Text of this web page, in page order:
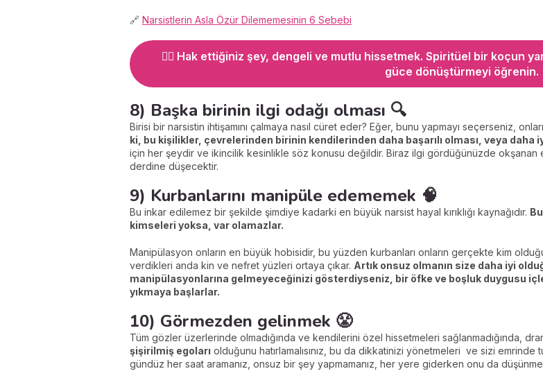
🔗 Narsistlerin Asla Özür Dilememesinin 6 Sebebi
🧘‍♀️ Hak ettiğiniz şey, dengeli ve mutlu hissetmek. Spiritüel bir koçun
güce dönüştürmeyi öğrenin.
8) Başka birinin ilgi odağı olması 🔍
Birisi bir narsistin ihtişamını çalmaya nasıl cüret eder? Eğer, bunu yapmayı seçerseniz,
ki, bu kişilikler, çevrelerinden birinin kendilerinden daha başarılı olması, veya daha
için her şeydir ve ikincilik kesinlikle söz konusu değildir. Biraz ilgi gördüğünüzde okşanan
derdine düşecektir.
9) Kurbanlarını manipüle edememek 🧠
Bu inkar edilemez bir şekilde şimdiye kadarki en büyük narsist hayal kırıklığı kaynağıdır.
kimseleri yoksa, var olamazlar.
Manipülasyon onların en büyük hobisidir, bu yüzden kurbanları onların gerçekte kim
verdikleri anda kin ve nefret yüzleri ortaya çıkar. Artık onsuz olmanın size daha iyi
manipülasyonlarına gelmeyeceğinizi gösterdiyseniz, bir öfke ve boşluk duygusu
yıkmaya başlarlar.
10) Görmezden gelinmek 😤
Tüm gözler üzerlerinde olmadığında ve kendilerini özel hissetmeleri sağlanmadığında,
şişirilmiş egoları olduğunu hatırlamalısınız, bu da dikkatinizi yönetmeleri ve sizi emrinde
gündüz her saat aramanız, onsuz bir şey yapmamanız, her yere giderken onu da